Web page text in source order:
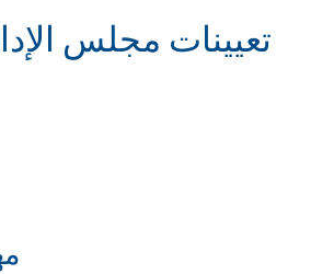
تعيينات مجلس